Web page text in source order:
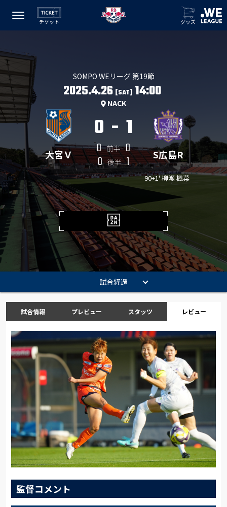
チケット グッズ
SOMPO WEリーグ 第19節
2025.4.26 [SAT] 14:00
NACK
大宮Ｖ
0 - 1
0 前半 0
0 後半 1 S広島R
90+1' 柳瀬 楓菜
試合経過
試合情報 プレビュー スタッツ レビュー
監督コメント